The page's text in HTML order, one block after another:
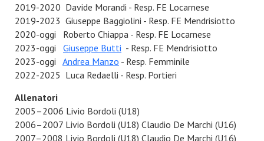
2019-2020 Davide Morandi - Resp. FE Locarnese
2019-2023 Giuseppe Baggiolini - Resp. FE Mendrisiotto
2020-oggi Roberto Chiappa - Resp. FE Locarnese
2023-oggi Giuseppe Butti - Resp. FE Mendrisiotto
2023-oggi Andrea Manzo - Resp. Femminile
2022-2025 Luca Redaelli - Resp. Portieri
Allenatori
2005–2006 Livio Bordoli (U18)
2006–2007 Livio Bordoli (U18) Claudio De Marchi (U16)
2007–2008 Livio Bordoli (U18) Claudio De Marchi (U16)